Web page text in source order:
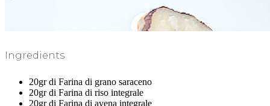
Ingredients
20gr di Farina di grano saraceno
20gr di Farina di riso integrale
20gr di Farina di avena integrale